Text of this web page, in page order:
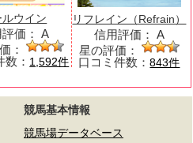
ルウイン
価： A
：
数： 1,592件
リフレイン（Refrain）
信用評価： A
星の評価：
口コミ件数：843件
競馬基本情報
競馬場データベース